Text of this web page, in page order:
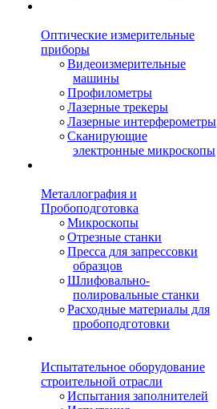
Оптические измерительные
приборы
Видеоизмерительные
машины
Профилометры
Лазерные трекеры
Лазерные интерферометры
Сканирующие
электронные микроскопы
Металлография и
Пробоподготовка
Микроскопы
Отрезные станки
Пресса для запрессовки
образцов
Шлифовально-
полировальные станки
Расходные материалы для
пробоподготовки
Испытательное оборудование
строительной отрасли
Испытания заполнителей